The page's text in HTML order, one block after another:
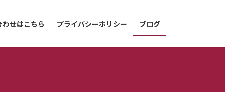
わせはこちら プライバシーポリシー ブログ